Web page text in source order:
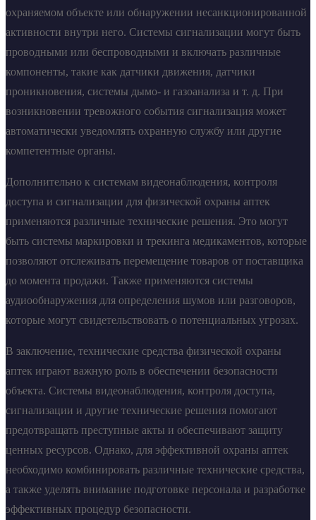
охраняемом объекте или обнаружении несанкционированной
активности внутри него. Системы сигнализации могут быть
проводными или беспроводными и включать различные
компоненты, такие как датчики движения, датчики
проникновения, системы дымо- и газоанализа и т. д. При
возникновении тревожного события сигнализация может
автоматически уведомлять охранную службу или другие
компетентные органы.
Дополнительно к системам видеонаблюдения, контроля
доступа и сигнализации для физической охраны аптек
применяются различные технические решения. Это могут
быть системы маркировки и трекинга медикаментов, которые
позволяют отслеживать перемещение товаров от поставщика
до момента продажи. Также применяются системы
аудиообнаружения для определения шумов или разговоров,
которые могут свидетельствовать о потенциальных угрозах.
В заключение, технические средства физической охраны
аптек играют важную роль в обеспечении безопасности
объекта. Системы видеонаблюдения, контроля доступа,
сигнализации и другие технические решения помогают
предотвращать преступные акты и обеспечивают защиту
ценных ресурсов. Однако, для эффективной охраны аптек
необходимо комбинировать различные технические средства,
а также уделять внимание подготовке персонала и разработке
эффективных процедур безопасности.